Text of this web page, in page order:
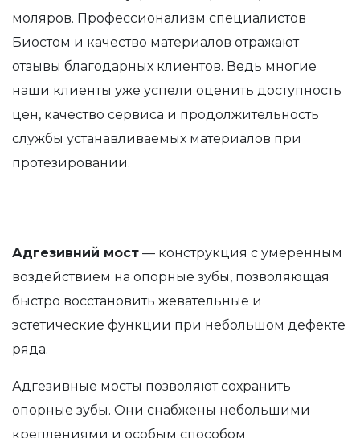
моляров. Профессионализм специалистов
Биостом и качество материалов отражают
отзывы благодарных клиентов. Ведь многие
наши клиенты уже успели оценить доступность
цен, качество сервиса и продолжительность
службы устанавливаемых материалов при
протезировании.
Адгезивний мост — конструкция с умеренным
воздействием на опорные зубы, позволяющая
быстро восстановить жевательные и
эстетические функции при небольшом дефекте
ряда.
Адгезивные мосты позволяют сохранить
опорные зубы. Они снабжены небольшими
креплениями и особым способом